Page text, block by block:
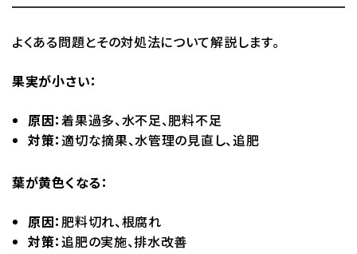
よくある問題とその対処法について解説します。
果実が小さい：
原因：着果過多、水不足、肥料不足
対策：適切な摘果、水管理の見直し、追肥
葉が黄色くなる：
原因：肥料切れ、根腐れ
対策：追肥の実施、排水改善